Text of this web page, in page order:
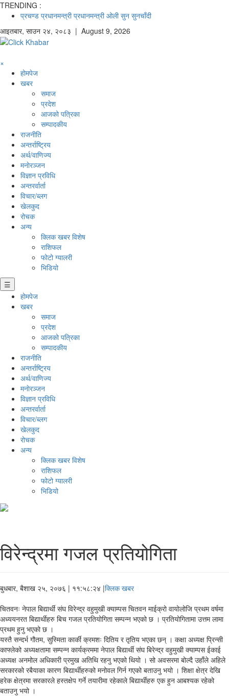
TRENDING :
प्रचण्ड प्रधानमन्त्री प्रधानमन्त्री ओली सुन सुनचाँदी
आइतबार, साउन २४, २०८३ | August 9, 2026
×
होमपेज
खबर
समाज
प्रदेश
आजको पत्रिका
सम्पादकीय
राजनीति
अन्तर्राष्ट्रिय
अर्थ/वाणिज्य
मनाेरञ्जन
विज्ञान प्रविधि
अन्तरर्वार्ता
विचार/ब्लग
खेलकुद
रोचक
अन्य
क्लिक खबर विशेष
राशिफल
फोटो ग्यालरी
भिडियो
☰
होमपेज
खबर
समाज
प्रदेश
आजको पत्रिका
सम्पादकीय
राजनीति
अन्तर्राष्ट्रिय
अर्थ/वाणिज्य
मनाेरञ्जन
विज्ञान प्रविधि
अन्तरर्वार्ता
विचार/ब्लग
खेलकुद
रोचक
अन्य
क्लिक खबर विशेष
राशिफल
फोटो ग्यालरी
भिडियो
विरेन्द्रमा गजल प्रतियोगिता
बुधबार, बैशाख २५, २०७६ | ११:५८:२४ |क्लिक खबर
चितवनः नेपाल बिद्यार्थी संघ विरेन्द्र वहुमुखी क्याम्पस चितवन माईक्रो वायोलोजि प्रथम वर्षमा
अध्ययनरत बिद्यार्थीहरु बिच गजल प्रतियोगिता सम्पन्न भएको छ । प्रतियोगितामा उत्तम लामा
प्रथम हुनु भएको छ ।
यस्तै सन्दर्भ गौतम, सुस्मिता कार्की क्रमशः दितिय र तृतिय भएका छन् । कक्षा अध्यक्ष प्रिन्सी
काफ्लेको अध्यक्षतामा सम्पन्न कार्यक्रममा नेपाल बिद्यार्थी संघ बिरेन्द्र वहुमुखी क्याम्पस ईकाई
अध्यक्ष अनमोल अधिकारी प्रमुख अतिथि रहनु भएको थियो । सो अवसरमा बोल्दै उहाँले अहिले
सरकारको रबैयाका कारण बिद्यार्थीहरुको मनोवल गिर्न गएको बताउनु भयो । शिक्षा क्षेत्र देखि
हरेक क्षेत्रमा सरकारले हस्तक्षेप गर्ने तयारीमा रहेकाले बिद्यार्थीहरु एक हुन आबश्यक रहेको
बताउनु भयो ।